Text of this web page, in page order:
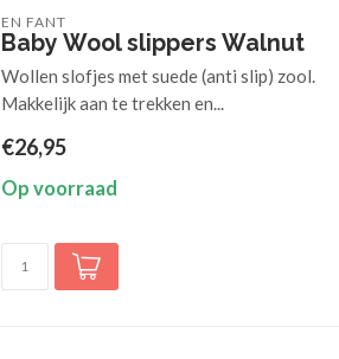
EN FANT
Baby Wool slippers Walnut
Wollen slofjes met suede (anti slip) zool.
Makkelijk aan te trekken en...
€26,95
Op voorraad